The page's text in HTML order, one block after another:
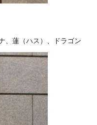
、蓮（ハス）、ドラゴン